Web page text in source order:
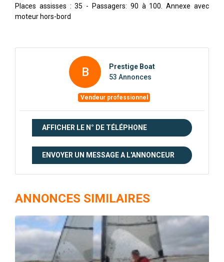
Places assisses : 35 - Passagers: 90 à 100. Annexe avec
moteur hors-bord
B
Prestige Boat
53 Annonces
Vendeur professionnel
AFFICHER LE N° DE TÉLÉPHONE
ENVOYER UN MESSAGE A L'ANNONCEUR
ANNONCES SIMILAIRES